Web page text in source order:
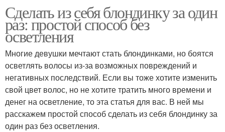
Сделать из себя блондинку за один
раз: простой способ без
осветления
Многие девушки мечтают стать блондинками, но боятся
осветлять волосы из-за возможных повреждений и
негативных последствий. Если вы тоже хотите изменить
свой цвет волос, но не хотите тратить много времени и
денег на осветление, то эта статья для вас. В ней мы
расскажем простой способ сделать из себя блондинку за
один раз без осветления.